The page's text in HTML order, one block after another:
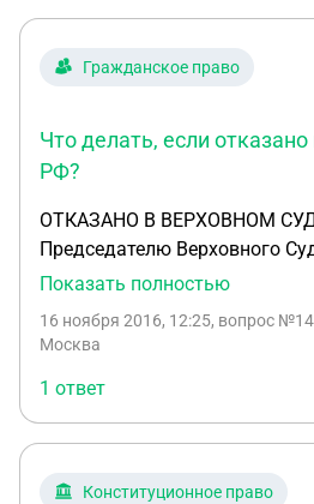
Гражданское право
Что делать, если
РФ?
ОТКАЗАНО В ВЕРХОВНОМ
Председателю Верховного
Федерации Москва 121260 ВС РФ: Поварская, 15.
ул. Открытое шоссе д. 24, корп. 41,
Госпошлина п.2 ч.2 ст.333.36 НК РФ
освобожден от уплаты
2й группы 1) Гражданское дело № 2-9007/15
Судья Горькова И.Ю. от
Показать полностью
16 ноября 2016, 12:25, вопрос
Москва
1 ответ
Конституционное право